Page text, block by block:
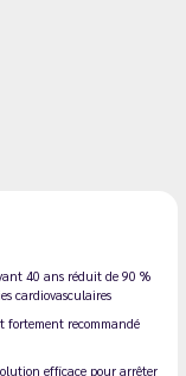
40 ans réduit de 90 %
cardiovasculaires
fortement recommandé
efficace pour arrêter